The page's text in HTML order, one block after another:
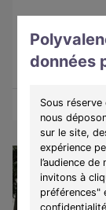
données
Sous réserve
nous
sur le site,
expérience
l’audience
invitons à
préférences"
Découvrez une
confort et
Découvrir les biens